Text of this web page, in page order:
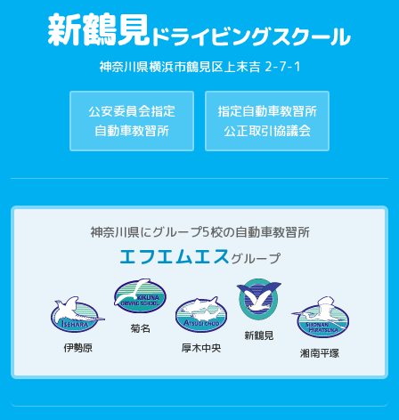
神奈川県横浜市鶴見区上末吉 2-7-1
公安委員会指定
自動車教習所
指定自動車教習所
公正取引協議会
神奈川県にグループ5校の自動車教習所
エフエムエスグループ
伊勢原
菊名
厚木中央
新鶴見
湘南平塚